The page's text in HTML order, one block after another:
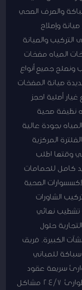
| خدمات السباكة والصرف الصحي
وإصلاح
التركيب والصيانة
المياه مضخات
ونصلح جميع أنواع
صيانة المضخات
أصلية احجز
نظيفة صحية
بجودة عالية
المركزية
وقتها اطلب
كامل للحمامات
الصحية
الشاورات
تشطيب نهائي
حلول
الكبيرة. فريق
سباكة للمباني
سريعة عقود
صيانة شاملة اطلب عرض سعر خدمة الطوارئ 24/7 مشاكل